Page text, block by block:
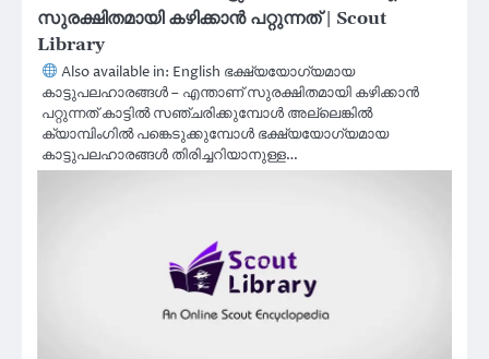
സുരക്ഷിതമായി കഴിക്കാൻ പറ്റുന്നത് | Scout
Library
Also available in: English ഭക്ഷ്യയോഗ്യമായ
കാട്ടുപലഹാരങ്ങൾ – എന്താണ് സുരക്ഷിതമായി കഴിക്കാൻ
പറ്റുന്നത് കാട്ടിൽ സഞ്ചരിക്കുമ്പോൾ അല്ലെങ്കിൽ
ക്യാമ്പിംഗിൽ പങ്കെടുക്കുമ്പോൾ ഭക്ഷ്യയോഗ്യമായ
കാട്ടുപലഹാരങ്ങൾ തിരിച്ചറിയാനുള്ള…